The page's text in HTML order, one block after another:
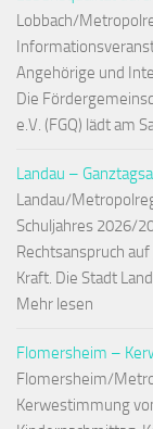
Lobbach/
Angehörige und
Die
e.V. (FGQ) lädt am
Landau –
Landau/
Schuljahres 2026/
Rechtsanspruch
Kraft. Die Stadt
Mehr lesen
Flomersheim –
Flomersheim/
Kerwestimmung